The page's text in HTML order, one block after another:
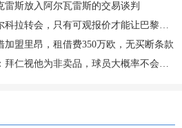
雷斯放入阿尔瓦雷斯的交易谈判
拉转会，只有可观报价才能让巴黎谈判
盟里昂，租借费350万欧，无买断条款
仁视他为非卖品，球员大概率不会离队